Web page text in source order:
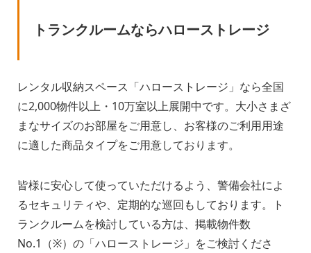
トランクルームならハローストレージ
レンタル収納スペース「ハローストレージ」なら全国
に2,000物件以上・10万室以上展開中です。大小さまざ
まなサイズのお部屋をご用意し、お客様のご利用用途
に適した商品タイプをご用意しております。
皆様に安心して使っていただけるよう、警備会社によ
るセキュリティや、定期的な巡回もしております。ト
ランクルームを検討している方は、掲載物件数
No.1（※）の「ハローストレージ」をご検討くださ